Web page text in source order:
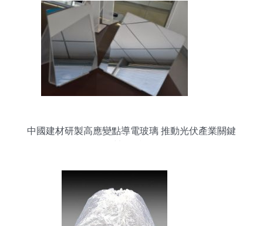
中國建材研製高應變點導電玻璃 推動光伏產業關鍵